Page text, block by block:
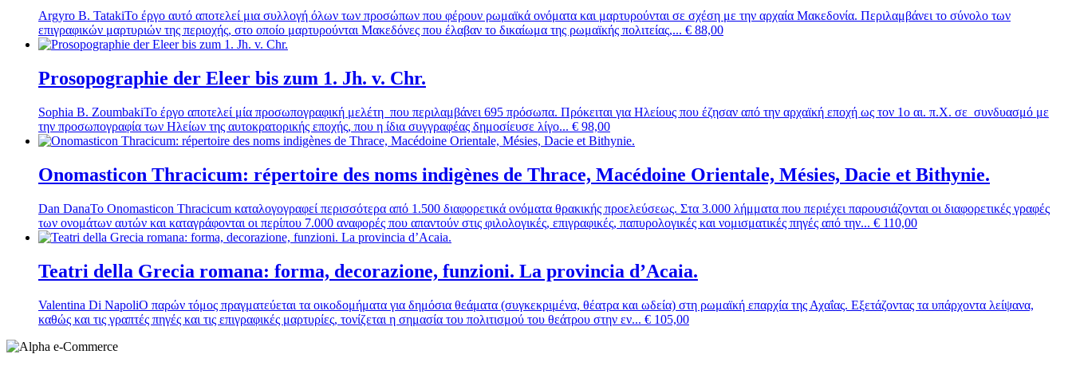
Argyro B. TatakiTo έργο αυτό αποτελεί μια συλλογή όλων των προσώπων που φέρουν ρωμαϊκά ονόματα και μαρτυρούνται σε σχέση με την αρχαία Μακεδονία. Περιλαμβάνει το σύνολο των
επιγραφικών μαρτυριών της περιοχής, στο οποίο μαρτυρούνται Μακεδόνες που έλαβαν το δικαίωμα της ρωμαϊκής πολιτείας,... € 88,00
Prosopographie der Eleer bis zum 1. Jh. v. Chr.
Sophia B. ZoumbakiΤο έργο αποτελεί μία προσωπογραφική μελέτη που περιλαμβάνει 695 πρόσωπα. Πρόκειται για Ηλείους που έζησαν από την αρχαϊκή εποχή ως τον 1ο αι. π.Χ. σε συνδυασμό με
την προσωπογραφία των Ηλείων της αυτοκρατορικής εποχής, που η ίδια συγγραφέας δημοσίευσε λίγο... € 98,00
Onomasticon Thracicum: répertoire des noms indigènes de Thrace, Macédoine Orientale, Mésies, Dacie et Bithynie.
Dan DanaΤο Onomasticon Thracicum καταλογογραφεί περισσότερα από 1.500 διαφορετικά ονόματα θρακικής προελεύσεως. Στα 3.000 λήμματα που περιέχει παρουσιάζονται οι διαφορετικές γραφές
των ονομάτων αυτών και καταγράφονται οι περίπου 7.000 αναφορές που απαντούν στις φιλολογικές, επιγραφικές, παπυρολογικές και νομισματικές πηγές από την... € 110,00
Teatri della Grecia romana: forma, decorazione, funzioni. La provincia d’Acaia.
Valentina Di NapoliΟ παρών τόμος πραγματεύεται τα οικοδομήματα για δημόσια θεάματα (συγκεκριμένα, θέατρα και ωδεία) στη ρωμαϊκή επαρχία της Αχαΐας. Εξετάζοντας τα υπάρχοντα λείψανα,
καθώς και τις γραπτές πηγές και τις επιγραφικές μαρτυρίες, τονίζεται η σημασία του πολιτισμού του θεάτρου στην εν... € 105,00